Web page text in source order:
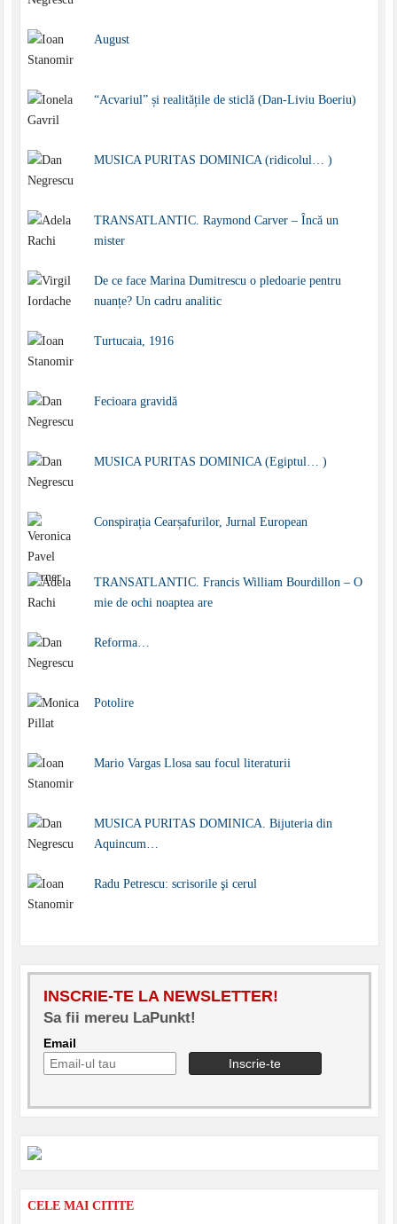
August
“Acvariul” și realitățile de sticlă (Dan-Liviu Boeriu)
MUSICA PURITAS DOMINICA (ridicolul… )
TRANSATLANTIC. Raymond Carver – Încă un
mister
De ce face Marina Dumitrescu o pledoarie pentru
nuanțe? Un cadru analitic
Turtucaia, 1916
Fecioara gravidă
MUSICA PURITAS DOMINICA (Egiptul… )
Conspirația Cearșafurilor, Jurnal European
TRANSATLANTIC. Francis William Bourdillon – O
mie de ochi noaptea are
Reforma…
Potolire
Mario Vargas Llosa sau focul literaturii
MUSICA PURITAS DOMINICA. Bijuteria din
Aquincum…
Radu Petrescu: scrisorile şi cerul
INSCRIE-TE LA NEWSLETTER!
Sa fii mereu LaPunkt!
Email
CELE MAI CITITE